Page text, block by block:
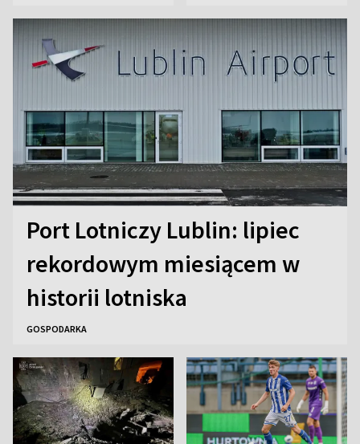
Port Lotniczy Lublin: lipiec
rekordowym miesiącem w
historii lotniska
GOSPODARKA